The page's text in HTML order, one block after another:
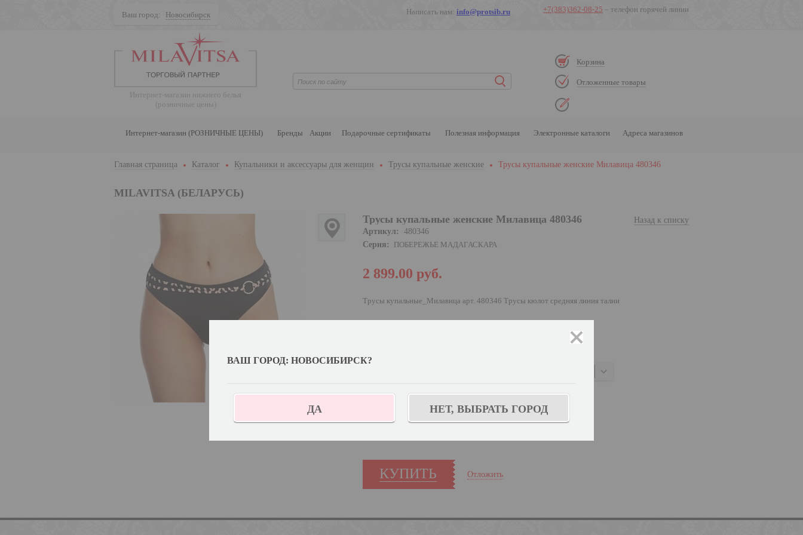
+7(383)362-08-25 – телефон горячей линии
Написать нам: info@protsib.ru
Ваш город: Новосибирск
Корзина
Отложенные товары
Интернет-магазин нижнего белья
(розничные цены)
Интернет-магазин (РОЗНИЧНЫЕ ЦЕНЫ) Бренды Акции Подарочные сертификаты Полезная информация Электронные каталоги Адреса магазинов
Главная страница Каталог Купальники и аксессуары для женщин Трусы купальные женские Трусы купальные женские Милавица 480346
MILAVITSA (БЕЛАРУСЬ)
Назад к списку
Трусы купальные женские Милавица 480346
Артикул:
480346
Серия:
ПОБЕРЕЖЬЕ МАДАГАСКАРА
2 899.00 руб.
Трусы купальные_Милавица арт. 480346 Трусы кюлот средняя линия талии
КУПИТЬ Отложить
ВАШ ГОРОД: НОВОСИБИРСК?
ДА НЕТ, ВЫБРАТЬ ГОРОД